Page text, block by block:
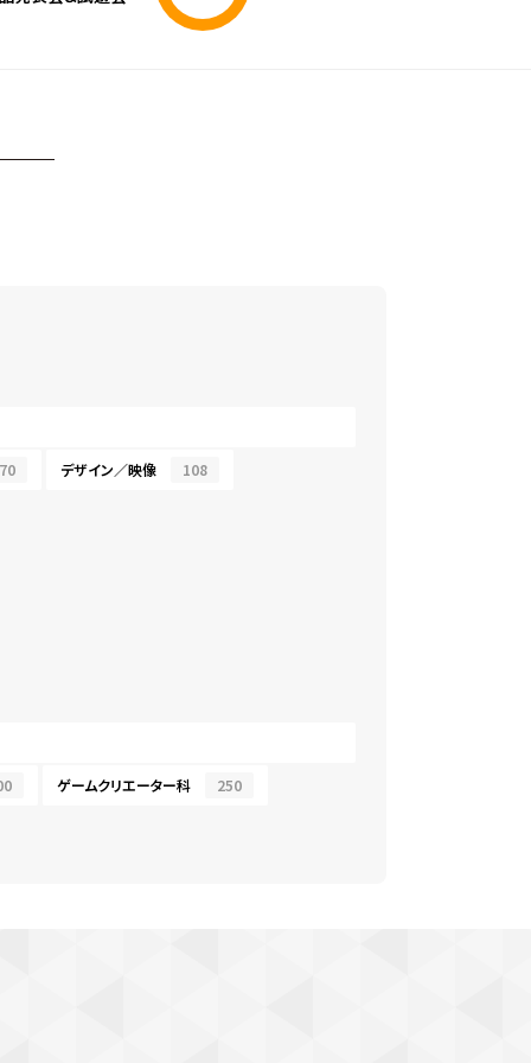
70 デザイン／映像 108
ゲームクリエーター科 250